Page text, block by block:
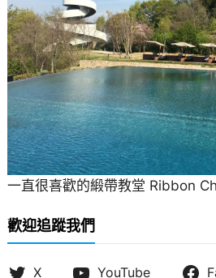
一直很喜歡的緞帶教堂 Ribbon
歡迎追蹤我們
X YouTube